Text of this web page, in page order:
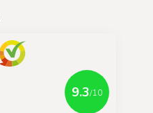
9.3/10